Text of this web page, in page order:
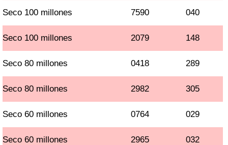
Seco 100 millones 7590 040
Seco 100 millones 2079 148
Seco 80 millones 0418 289
Seco 80 millones 2982 305
Seco 60 millones 0764 029
Seco 60 millones 2965 032